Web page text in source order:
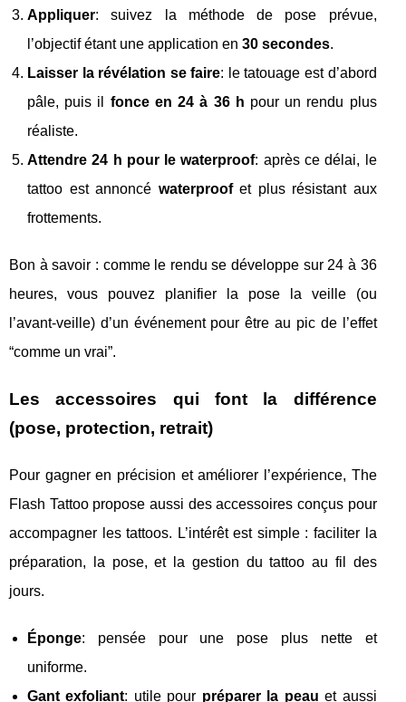
Appliquer: suivez la méthode de pose prévue,
l’objectif étant une application en 30 secondes.
Laisser la révélation se faire: le tatouage est d’abord
pâle, puis il fonce en 24 à 36 h pour un rendu plus
réaliste.
Attendre 24 h pour le waterproof: après ce délai, le
tattoo est annoncé waterproofet plus résistant aux
frottements.
Bon à savoir : comme le rendu se développe sur 24 à 36
heures, vous pouvez planifier la pose la veille (ou
l’avant-veille) d’un événement pour être au pic de l’effet
“comme un vrai”.
Les accessoires qui font la différence
(pose, protection, retrait)
Pour gagner en précision et améliorer l’expérience, The
Flash Tattoo propose aussi des accessoires conçus pour
accompagner les tattoos. L’intérêt est simple : faciliter la
préparation, la pose, et la gestion du tattoo au fil des
jours.
Éponge: pensée pour une pose plus nette et
uniforme.
Gant exfoliant: utile pour préparer la peau et aussi